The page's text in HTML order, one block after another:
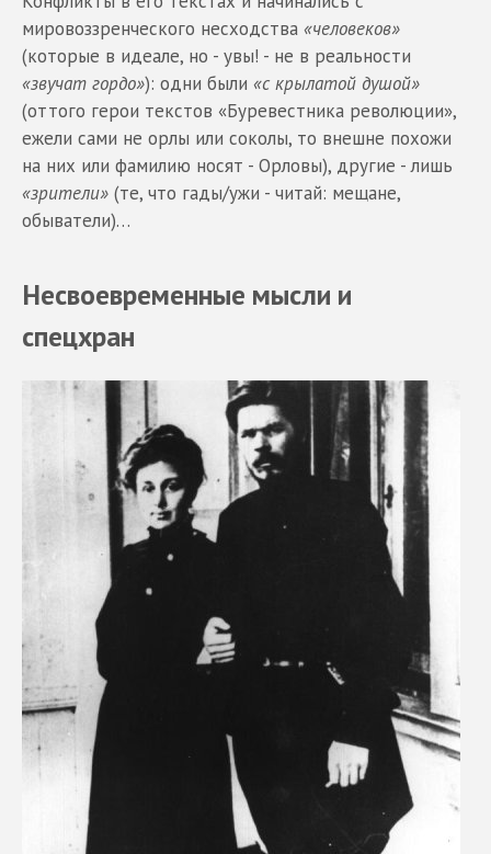
мировоззренческого несходства «человеков»
(которые в идеале, но - увы! - не в реальности
«звучат гордо»): одни были «с крылатой душой»
(оттого герои текстов «Буревестника революции»,
ежели сами не орлы или соколы, то внешне похожи
на них или фамилию носят - Орловы), другие - лишь
«зрители» (те, что гады/ужи - читай: мещане,
обыватели)…
Несвоевременные мысли и
спецхран